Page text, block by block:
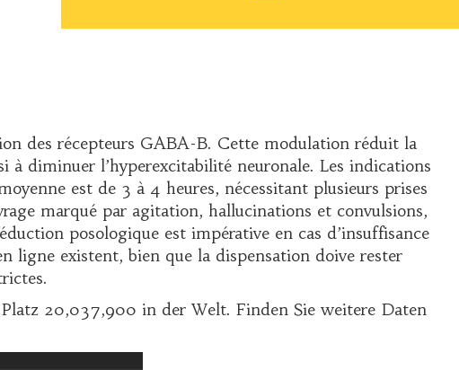
des récepteurs GABA-B. Cette modulation réduit la
diminuer l’hyperexcitabilité neuronale. Les indications
est de 3 à 4 heures, nécessitant plusieurs prises
marqué par agitation, hallucinations et convulsions,
posologique est impérative en cas d’insuffisance
ligneexistent, bien que la dispensation doive rester
20,037,900 in der Welt. Finden Sie weitere Daten